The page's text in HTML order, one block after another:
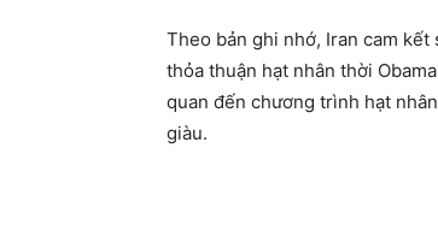
Theo bản ghi nhớ, Iran cam
thỏa thuận hạt nhân thời
quan đến chương trình hạt
giàu.